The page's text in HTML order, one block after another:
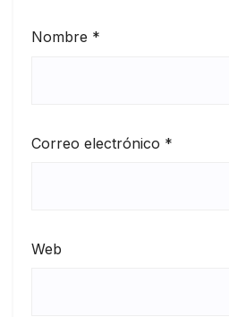
Nombre *
Correo electrónico *
Web